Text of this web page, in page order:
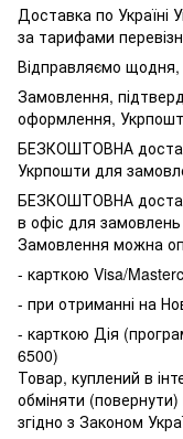
Доставка по Україні
за тарифами
Відправляємо щодня,
Замовлення,
оформлення,
БЕЗКОШТОВНА
Укрпошти для
БЕЗКОШТОВНА
в офіс для замовлень
Замовлення можна
- карткою Visa/
- при отриманні на
- карткою Дія
6500)
Товар, куплений в
обміняти
згідно з Законом